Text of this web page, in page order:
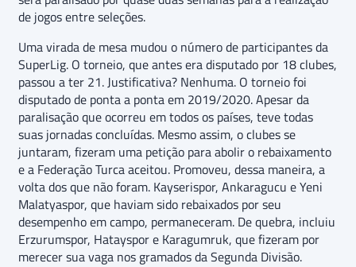
de jogos entre seleções.
Uma virada de mesa mudou o número de participantes da
SuperLig. O torneio, que antes era disputado por 18 clubes,
passou a ter 21. Justificativa? Nenhuma. O torneio foi
disputado de ponta a ponta em 2019/2020. Apesar da
paralisação que ocorreu em todos os países, teve todas
suas jornadas concluídas. Mesmo assim, o clubes se
juntaram, fizeram uma petição para abolir o rebaixamento
e a Federação Turca aceitou. Promoveu, dessa maneira, a
volta dos que não foram. Kayserispor, Ankaragucu e Yeni
Malatyaspor, que haviam sido rebaixados por seu
desempenho em campo, permaneceram. De quebra, incluiu
Erzurumspor, Hatayspor e Karagumruk, que fizeram por
merecer sua vaga nos gramados da Segunda Divisão.